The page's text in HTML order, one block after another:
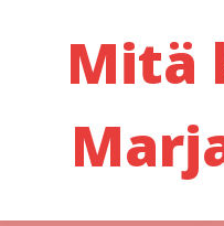
Mitä